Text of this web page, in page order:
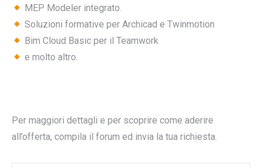
MEP Modeler integrato.
Soluzioni formative per Archicad e Twinmotion
Bim Cloud Basic per il Teamwork
e molto altro.
Per maggiori dettagli e per scoprire come aderire
all’offerta, compila il forum ed invia la tua richiesta.